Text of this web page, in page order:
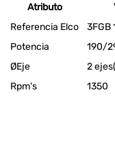
Atributo
Referencia Elco
Potencia
190/
ØEje
2
Rpm's
1350